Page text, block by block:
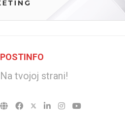
POSTINFO
Na tvojoj strani!